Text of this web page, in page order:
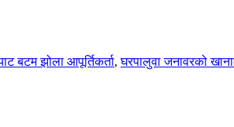
बटम झोला आपूर्तिकर्ता,घरपालुवा जनावरको